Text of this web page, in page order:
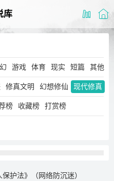
库
游戏 体育 现实 短篇 其他
修真文明 幻想修仙 现代修真
榜 收藏榜 打赏榜
护法》（网络防沉迷）